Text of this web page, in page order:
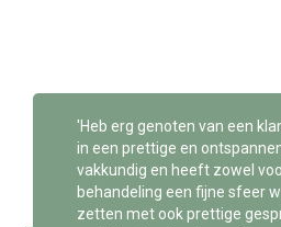
'Heb erg genoten van een
in een prettige en
vakkundig en heeft zowel
behandeling een fijne sfeer
zetten met ook prettige